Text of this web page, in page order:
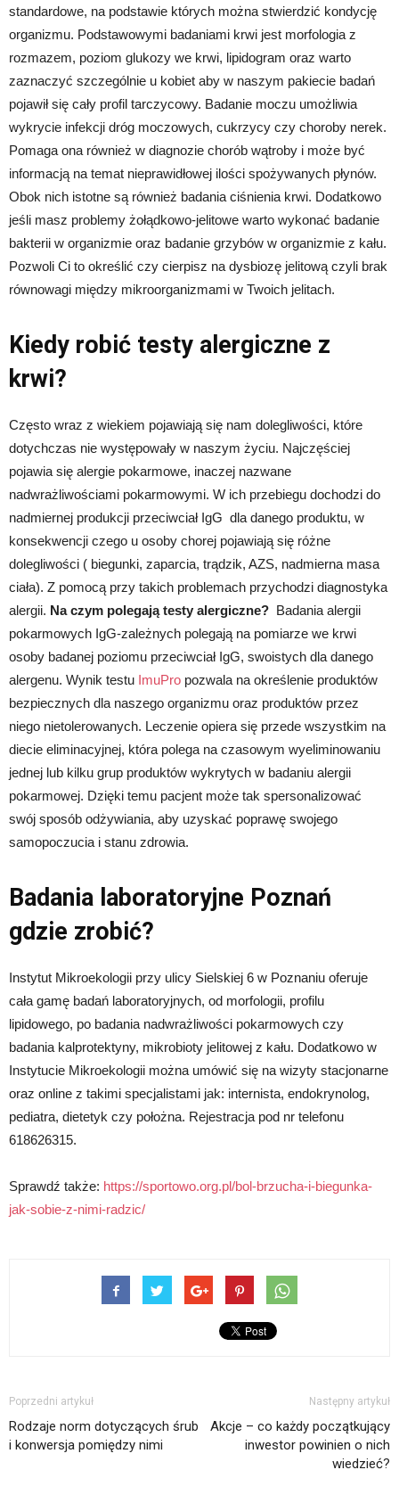
standardowe, na podstawie których można stwierdzić kondycję
organizmu. Podstawowymi badaniami krwi jest morfologia z
rozmazem, poziom glukozy we krwi, lipidogram oraz warto
zaznaczyć szczególnie u kobiet aby w naszym pakiecie badań
pojawił się cały profil tarczycowy. Badanie moczu umożliwia
wykrycie infekcji dróg moczowych, cukrzycy czy choroby nerek.
Pomaga ona również w diagnozie chorób wątroby i może być
informacją na temat nieprawidłowej ilości spożywanych płynów.
Obok nich istotne są również badania ciśnienia krwi. Dodatkowo
jeśli masz problemy żołądkowo-jelitowe warto wykonać badanie
bakterii w organizmie oraz badanie grzybów w organizmie z kału.
Pozwoli Ci to określić czy cierpisz na dysbiozę jelitową czyli brak
równowagi między mikroorganizmami w Twoich jelitach.
Kiedy robić testy alergiczne z
krwi?
Często wraz z wiekiem pojawiają się nam dolegliwości, które
dotychczas nie występowały w naszym życiu. Najczęściej
pojawia się alergie pokarmowe, inaczej nazwane
nadwrażliwościami pokarmowymi. W ich przebiegu dochodzi do
nadmiernej produkcji przeciwciał IgG dla danego produktu, w
konsekwencji czego u osoby chorej pojawiają się różne
dolegliwości ( biegunki, zaparcia, trądzik, AZS, nadmierna masa
ciała). Z pomocą przy takich problemach przychodzi diagnostyka
alergii. Na czym polegają testy alergiczne? Badania alergii
pokarmowych IgG-zależnych polegają na pomiarze we krwi
osoby badanej poziomu przeciwciał IgG, swoistych dla danego
alergenu. Wynik testu ImuPro pozwala na określenie produktów
bezpiecznych dla naszego organizmu oraz produktów przez
niego nietolerowanych. Leczenie opiera się przede wszystkim na
diecie eliminacyjnej, która polega na czasowym wyeliminowaniu
jednej lub kilku grup produktów wykrytych w badaniu alergii
pokarmowej. Dzięki temu pacjent może tak spersonalizować
swój sposób odżywiania, aby uzyskać poprawę swojego
samopoczucia i stanu zdrowia.
Badania laboratoryjne Poznań
gdzie zrobić?
Instytut Mikroekologii przy ulicy Sielskiej 6 w Poznaniu oferuje
cała gamę badań laboratoryjnych, od morfologii, profilu
lipidowego, po badania nadwrażliwości pokarmowych czy
badania kalprotektyny, mikrobioty jelitowej z kału. Dodatkowo w
Instytucie Mikroekologii można umówić się na wizyty stacjonarne
oraz online z takimi specjalistami jak: internista, endokrynolog,
pediatra, dietetyk czy położna. Rejestracja pod nr telefonu
618626315.
Sprawdź także: https://sportowo.org.pl/bol-brzucha-i-biegunka-
jak-sobie-z-nimi-radzic/
Poprzedni artykuł
Rodzaje norm dotyczących śrub
i konwersja pomiędzy nimi
Następny artykuł
Akcje – co każdy początkujący
inwestor powinien o nich
wiedzieć?